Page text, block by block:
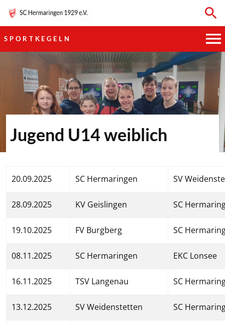
SPORTKEGELN
HAUPTVEREIN
SPORTKEGELN
FUSSBALL
GYMNASTIK
Jugend U14 weiblich
20.09.2025 SC Hermaringen SV
28.09.2025 KV Geislingen SC
19.10.2025 FV Burgberg SC
08.11.2025 SC Hermaringen EKC Lonsee
16.11.2025 TSV Langenau SC
13.12.2025 SV Weidenstetten SC